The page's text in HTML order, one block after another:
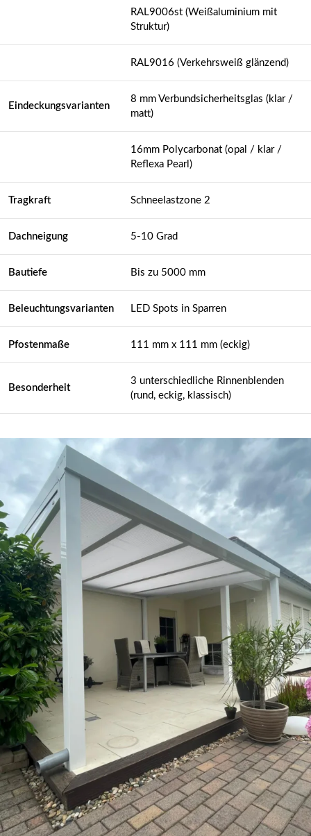
RAL9006st (Weißaluminium mit
Struktur)
RAL9016 (Verkehrsweiß glänzend)
Eindeckungsvarianten
8 mm Verbundsicherheitsglas (klar /
matt)
16mm Polycarbonat (opal / klar /
Reflexa Pearl)
Tragkraft Schneelastzone 2
Dachneigung 5-10 Grad
Bautiefe Bis zu 5000 mm
Beleuchtungsvarianten LED Spots in Sparren
Pfostenmaße 111 mm x 111 mm (eckig)
Besonderheit
3 unterschiedliche Rinnenblenden
(rund, eckig, klassisch)